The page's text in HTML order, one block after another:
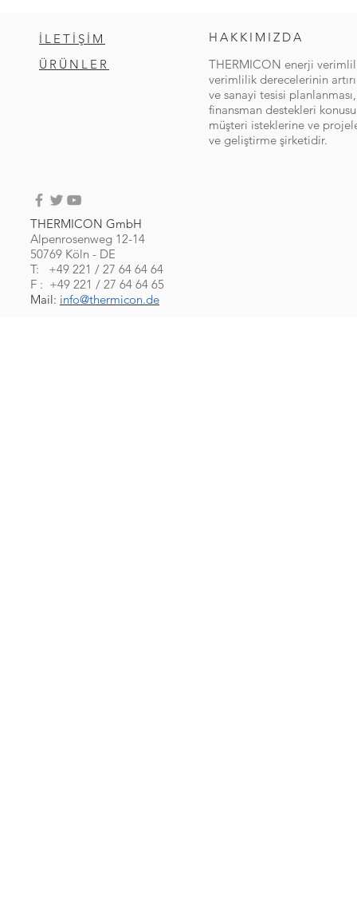
İLETİŞİM
ÜRÜNLER
HAKKIMIZDA
THERMICON enerji
verimlilik derecelerinin
ve sanayi tesisi
finansman destekleri
müşteri isteklerine ve
ve geliştirme şirketidir.
THERMICON GmbH
Alpenrosenweg 12-14
50769 Köln - DE
T: +49 221 / 27 64 64 64
F : +49 221 / 27 64 64 65
Mail: info@thermicon.de